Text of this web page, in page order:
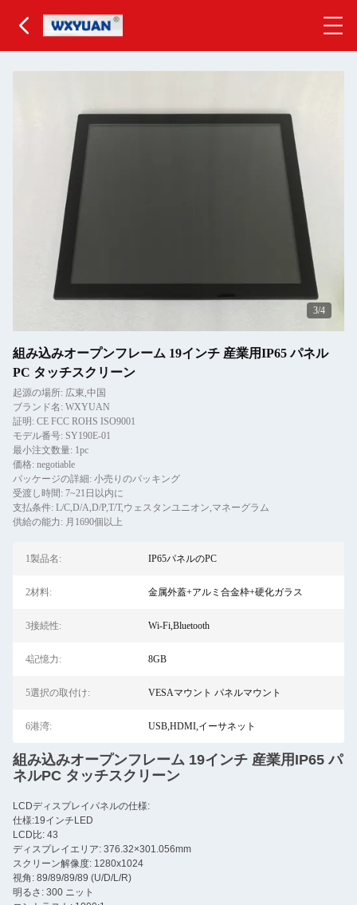
3/4
組み込みオープンフレーム 19インチ 産業用IP65 パネル
PC タッチスクリーン
起源の場所: 広東,中国
ブランド名: WXYUAN
証明: CE FCC ROHS ISO9001
モデル番号: SY190E-01
最小注文数量: 1pc
価格: negotiable
パッケージの詳細: 小売りのパッキング
受渡し時間: 7~21日以内に
支払条件: L/C,D/A,D/P,T/T,ウェスタンユニオン,マネーグラム
供給の能力: 月1690個以上
1製品名: IP65パネルのPC
2材料: 金属外蓋+アルミ合金枠+硬化ガラス
3接続性: Wi-Fi,Bluetooth
4記憶力: 8GB
5選択の取付け: VESAマウント パネルマウント
6港湾: USB,HDMI,イーサネット
組み込みオープンフレーム 19インチ 産業用IP65 パ
ネルPC タッチスクリーン
LCDディスプレイパネルの仕様:
仕様:19インチLED
LCD比: 43
ディスプレイエリア: 376.32×301.056mm
スクリーン解像度: 1280x1024
視角: 89/89/89/89 (U/D/L/R)
明るさ: 300 ニット